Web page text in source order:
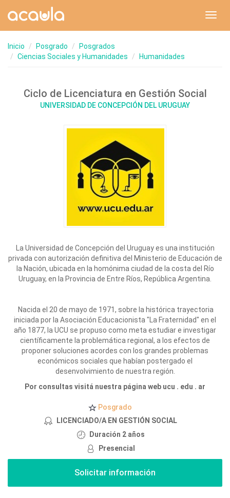
Inicio Posgrado
Posgrados
Ciencias Sociales y Humanidades
Humanidades
Ciclo de Licenciatura en Gestión Social
UNIVERSIDAD DE CONCEPCIÓN DEL URUGUAY
La Universidad de Concepción del Uruguay es una institución
privada con autorización definitiva del Ministerio de Educación de
la Nación, ubicada en la homónima ciudad de la costa del Río
Uruguay, en la Provincia de Entre Ríos, República Argentina.
Nacida el 20 de mayo de 1971, sobre la histórica trayectoria
iniciada por la Asociación Educacionista "La Fraternidad" en el
año 1877, la UCU se propuso como meta estudiar e investigar
científicamente la problemática regional, a los efectos de
proponer soluciones acordes con los grandes problemas
económicos sociales que habían postergado el
desenvolvimiento de nuestra región.
Por consultas visitá nuestra página web ucu . edu . ar
Posgrado
LICENCIADO/A EN GESTIÓN SOCIAL
Duración 2 años
Presencial